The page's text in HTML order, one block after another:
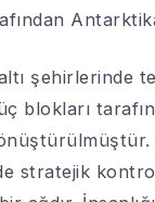
şehirlerinde
blokları
stratejik